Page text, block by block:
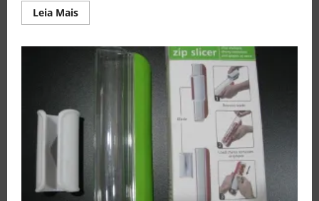
Leia Mais